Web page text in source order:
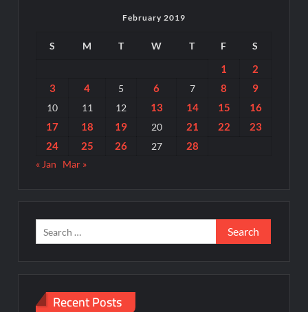
February 2019
S M T W T F S
1
2
3
4 5 6 7 8 9
10 11 12 13 14 15
16
17
18 19 20 21 22
23
24
25 26 27 28
« Jan Mar »
Search
for:
Recent Posts